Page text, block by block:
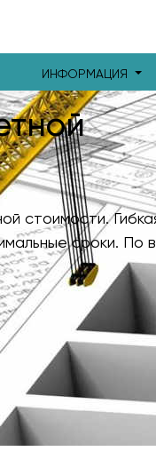
ИНФОРМАЦИЯ
стоимости.
сроки. По